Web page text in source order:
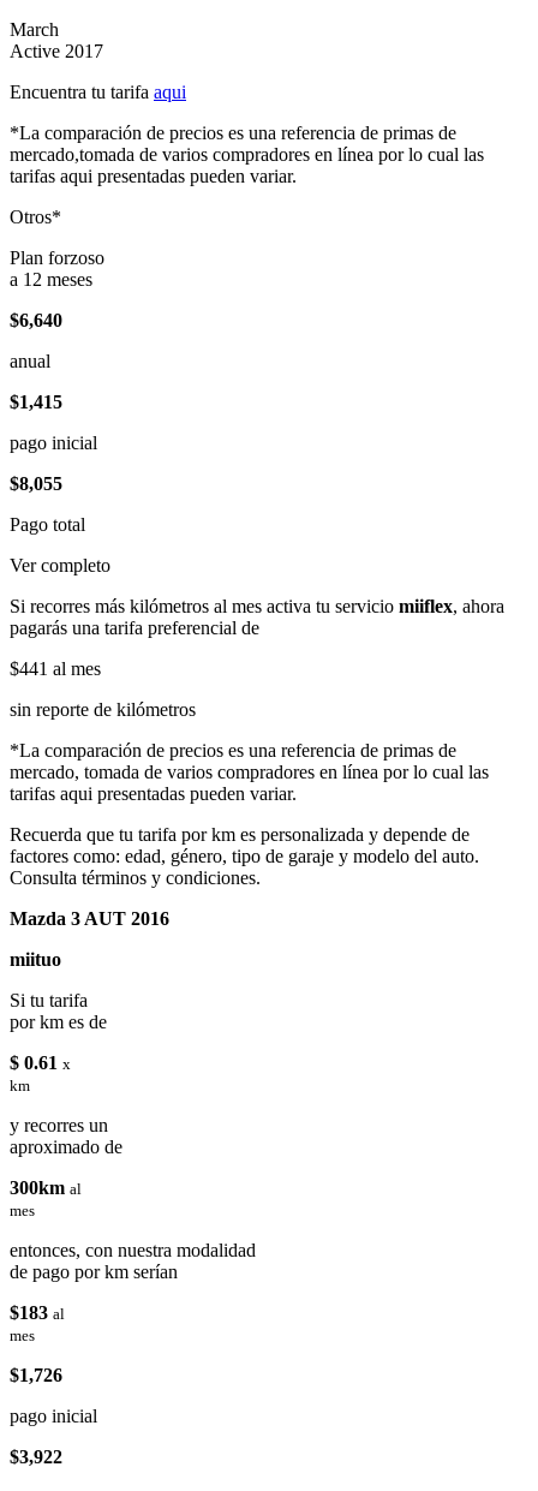
March
Active 2017
Encuentra tu tarifa aqui
*La comparación de precios es una referencia de primas de
mercado,tomada de varios compradores en línea por lo cual las
tarifas aqui presentadas pueden variar.
Otros*
Plan forzoso
a 12 meses
$6,640
anual
$1,415
pago inicial
$8,055
Pago total
Ver completo
Si recorres más kilómetros al mes activa tu servicio miiflex, ahora
pagarás una tarifa preferencial de
$441 al mes
sin reporte de kilómetros
*La comparación de precios es una referencia de primas de
mercado, tomada de varios compradores en línea por lo cual las
tarifas aqui presentadas pueden variar.
Recuerda que tu tarifa por km es personalizada y depende de
factores como: edad, género, tipo de garaje y modelo del auto.
Consulta términos y condiciones.
Mazda 3 AUT 2016
miituo
Si tu tarifa
por km es de
$ 0.61 x
km
y recorres un
aproximado de
300km al
mes
entonces, con nuestra modalidad
de pago por km serían
$183 al
mes
$1,726
pago inicial
$3,922